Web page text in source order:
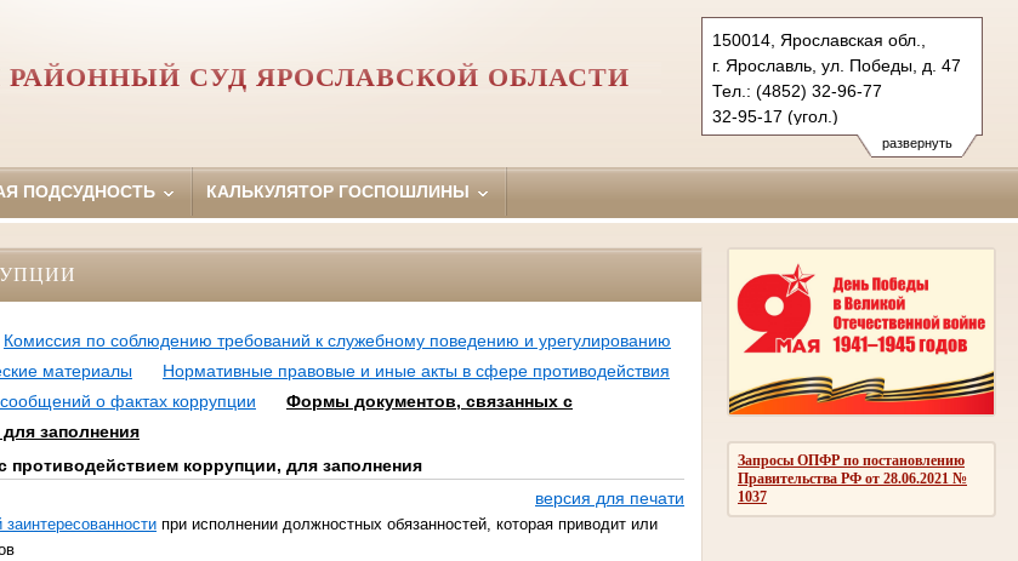
развернуть
150014, Ярославская обл.,
г. Ярославль, ул. Победы, д. 47
Тел.: (4852) 32-96-77
32-95-17 (угол.)
30-85-12 (гражд.)
yaroslavsky.jrs@sudrf.ru
СУД ЯРОСЛАВСКОЙ ОБЛАСТИ
ПОДСУДНОСТЬ КАЛЬКУЛЯТОР ГОСПОШЛИНЫ
Запросы ОПФР по постановлению
Правительства РФ от 28.06.2021 №
1037
Комиссия по соблюдению требований к служебному поведению и урегулированию
материалы
Нормативные правовые и иные акты в сфере противодействия
о фактах коррупции
Формы документов, связанных с
заполнения
коррупции, для заполнения
версия для печати
при исполнении должностных обязанностей, которая приводит или